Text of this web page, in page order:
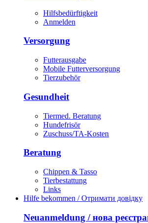
Hilfsbedürftigkeit
Anmelden
Versorgung
Futterausgabe
Mobile Futterversorgung
Tierzubehör
Gesundheit
Tiermed. Beratung
Hundefrisör
Zuschuss/TA-Kosten
Beratung
Chippen & Tasso
Tierbestattung
Links
Hilfe bekommen / Отримати довідку
Neuanmeldung / нова